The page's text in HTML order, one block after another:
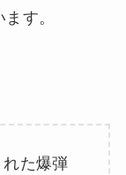
す。
た爆弾